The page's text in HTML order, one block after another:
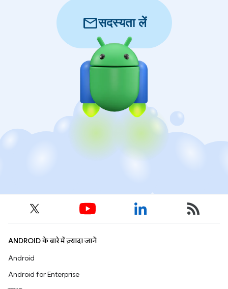
mailसदस्यता लें
ANDROID के बारे में ज़्यादा जानें
Android
Android for Enterprise